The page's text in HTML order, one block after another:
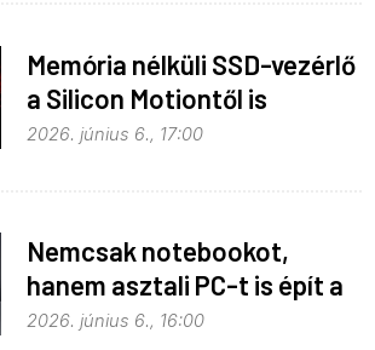
Memória nélküli SSD-vezérlő
a Silicon Motiontől is
2026. június 6., 17:00
Nemcsak notebookot,
hanem asztali PC-t is épít a
Microsoft az RTX Spark köré
2026. június 6., 16:00